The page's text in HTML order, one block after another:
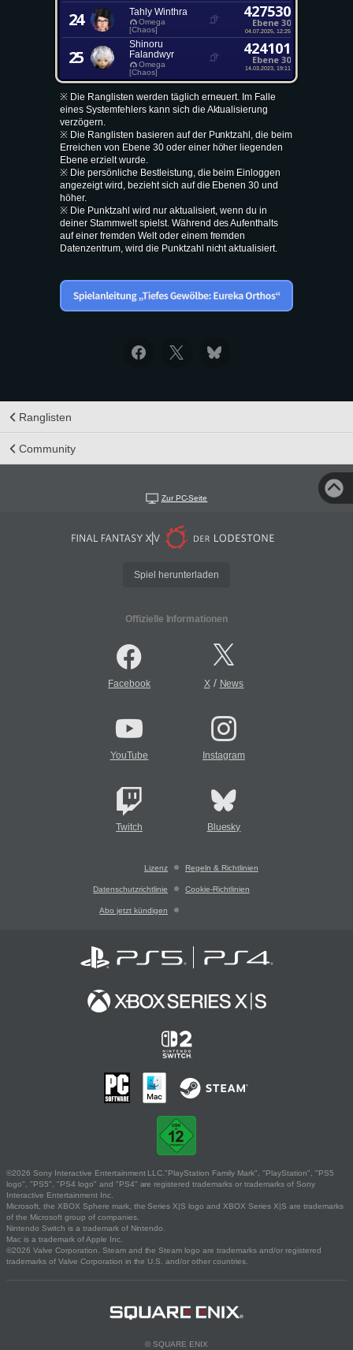
24 Tahly Winthra
Omega
[Chaos]
427530
Ebene 30
04.07.2025, 12:25
25
Shinoru
Falandwyr
Omega
[Chaos]
424101
Ebene 30
14.03.2023, 19:11
※ Die Ranglisten werden täglich erneuert. Im Falle
eines Systemfehlers kann sich die Aktualisierung
verzögern.
※ Die Ranglisten basieren auf der Punktzahl, die beim
Erreichen von Ebene 30 oder einer höher liegenden
Ebene erzielt wurde.
※ Die persönliche Bestleistung, die beim Einloggen
angezeigt wird, bezieht sich auf die Ebenen 30 und
höher.
※ Die Punktzahl wird nur aktualisiert, wenn du in
deiner Stammwelt spielst. Während des Aufenthalts
auf einer fremden Welt oder einem fremden
Datenzentrum, wird die Punktzahl nicht aktualisiert.
Ranglisten
Community
Zur PC-Seite
Spiel herunterladen
Offizielle Informationen
Facebook X/ News
YouTube Instagram
Twitch Bluesky
Lizenz Regeln & Richtlinien
Datenschutzrichtlinie Cookie-Richtlinien
Abo jetzt kündigen
©2026 Sony Interactive Entertainment LLC."PlayStation Family Mark", "PlayStation", "PS5
logo", "PS5", "PS4 logo" and "PS4" are registered trademarks or trademarks of Sony
Interactive Entertainment Inc.
Microsoft, the XBOX Sphere mark, the Series X|S logo and XBOX Series X|S are trademarks
of the Microsoft group of companies.
Nintendo Switch is a trademark of Nintendo.
Mac is a trademark of Apple Inc.
©2026 Valve Corporation. Steam and the Steam logo are trademarks and/or registered
trademarks of Valve Corporation in the U.S. and/or other countries.
© SQUARE ENIX